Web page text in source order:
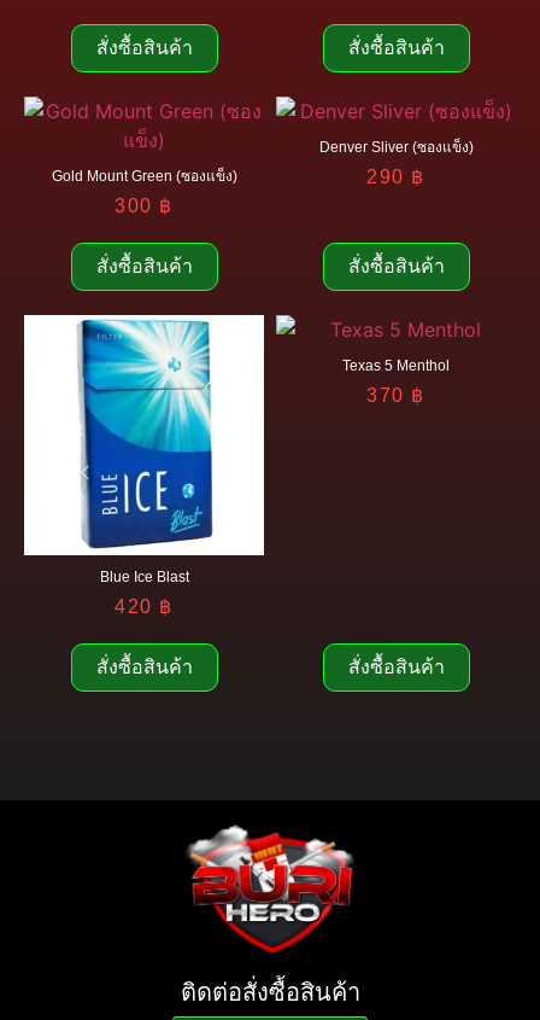
สั่งซื้อสินค้า สั่งซื้อสินค้า
Gold Mount Green (ซองแข็ง)
300 ฿
สั่งซื้อสินค้า
Denver Sliver (ซองแข็ง)
290 ฿
สั่งซื้อสินค้า
Blue Ice Blast
420 ฿
สั่งซื้อสินค้า
Texas 5 Menthol
370 ฿
สั่งซื้อสินค้า
ติดต่อสั่งซื้อสินค้า